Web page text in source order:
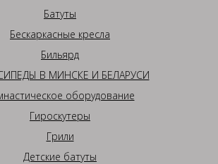
Батуты
Бескаркасные кресла
Бильярд
В МИНСКЕ И БЕЛАРУСИ
оборудование
Гироскутеры
Грили
Детские батуты